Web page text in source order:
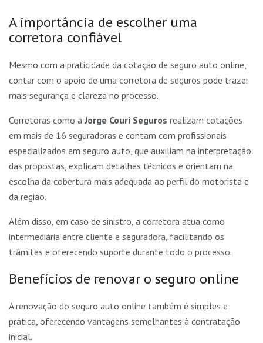
A importância de escolher uma
corretora confiável
Mesmo com a praticidade da cotação de seguro auto online,
contar com o apoio de uma corretora de seguros pode trazer
mais segurança e clareza no processo.
Corretoras como aJorge Couri Seguros realizam cotações
em mais de 16 seguradoras e contam com profissionais
especializados em seguro auto, que auxiliam na interpretação
das propostas, explicam detalhes técnicos e orientam na
escolha da cobertura mais adequada ao perfil do motorista e
da região.
Além disso, em caso de sinistro, a corretora atua como
intermediária entre cliente e seguradora, facilitando os
trâmites e oferecendo suporte durante todo o processo.
Benefícios de renovar o seguro online
A renovação do seguro auto online também é simples e
prática, oferecendo vantagens semelhantes à contratação
inicial.